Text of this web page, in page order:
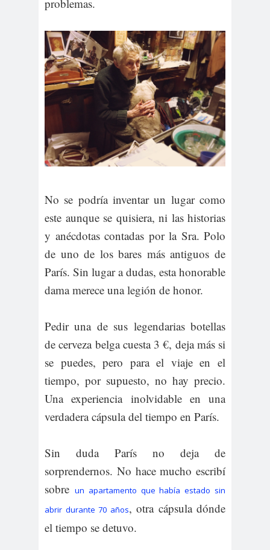
problemas.
No se podría inventar un lugar como
este aunque se quisiera, ni las historias
y anécdotas contadas por la Sra. Polo
de uno de los bares más antiguos de
París. Sin lugar a dudas, esta honorable
dama merece una legión de honor.
Pedir una de sus legendarias botellas
de cerveza belga cuesta 3 €, deja más si
se puedes, pero para el viaje en el
tiempo, por supuesto, no hay precio.
Una experiencia inolvidable en una
verdadera cápsula del tiempo en París.
Sin duda París no deja de
sorprendernos. No hace mucho escribí
sobre un apartamento que había estado sin
abrir durante 70 años, otra cápsula dónde
el tiempo se detuvo.